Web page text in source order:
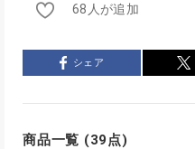
68人が追加
シェア
商品一覧 (39点)